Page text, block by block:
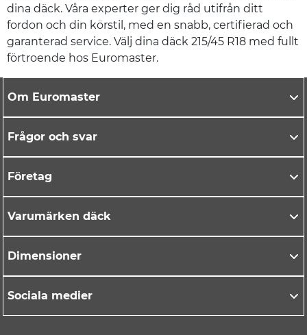
dina däck. Våra experter ger dig råd utifrån ditt
fordon och din körstil, med en snabb, certifierad och
garanterad service. Välj dina däck 215/45 R18 med fullt
förtroende hos Euromaster.
Om Euromaster
Frågor och svar
Företag
Varumärken däck
Dimensioner
Sociala medier